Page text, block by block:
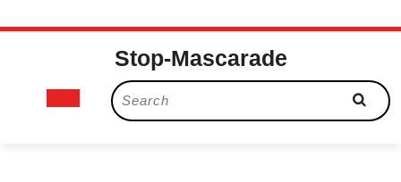
Skip
Stop-Mascarade
Open
Search
for: